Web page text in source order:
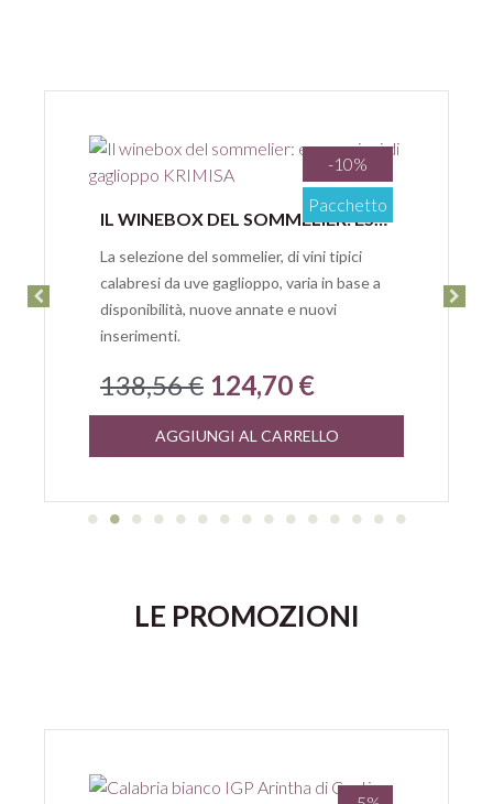
Anteprima
-10%
Pacchetto
IL WINEBOX DEL SOMMELIER: ESPRESSIONI DI GAGLIOPPO ROSATO
La selezione del sommelier, di vini tipici
calabresi da uve gaglioppo, varia in base a
disponibilità, nuove annate e nuovi
inserimenti.
138,56 € 124,70 €
AGGIUNGI AL CARRELLO
LE PROMOZIONI